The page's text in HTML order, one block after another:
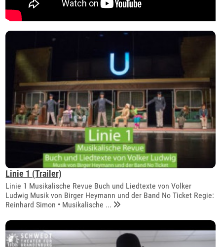
Linie 1 (Trailer)
Linie 1 Musikalische Revue Buch und Liedtexte von Volker
Ludwig Musik von Birger Heymann und der Band No Ticket Regie:
Reinhard Simon • Musikalische ...